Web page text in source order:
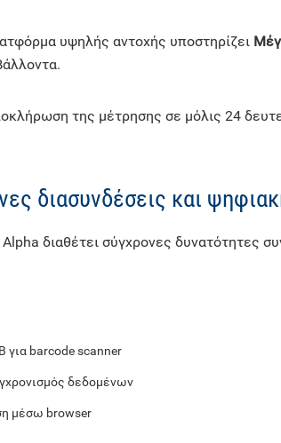
υψηλής αντοχής υποστηρίζει
της μέτρησης σε μόλις 24
διασυνδέσεις και
διαθέτει σύγχρονες δυνατότητες
για barcode scanner
δεδομένων
μέσω browser